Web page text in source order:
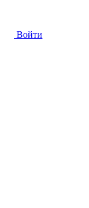
Войти